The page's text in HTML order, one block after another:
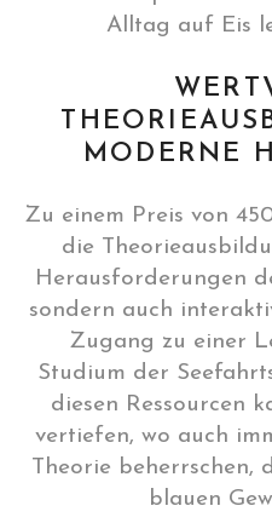
Alltag auf Eis
MODERNE
Zu einem Preis von
die
Herausforderungen
sondern auch
Zugang zu einer
Studium der
diesen Ressourcen
vertiefen, wo auch
Theorie beherrschen,
blauen